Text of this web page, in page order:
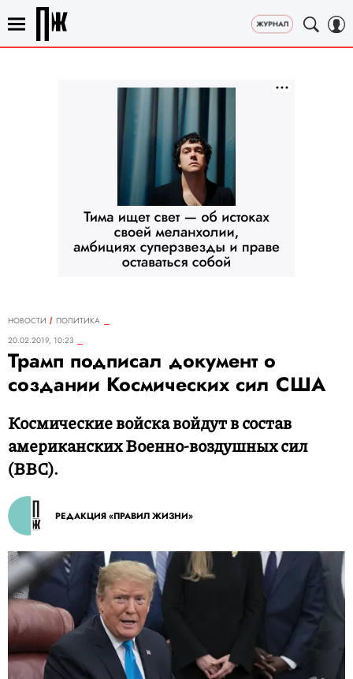
НОВОСТИ
ПОЛИТИКА
20.02.2019, 10:23
Трамп подписал документ о
создании Космических сил США
Космические войска войдут в состав
американских Военно-воздушных сил
(ВВС).
РЕДАКЦИЯ «ПРАВИЛ ЖИЗНИ»